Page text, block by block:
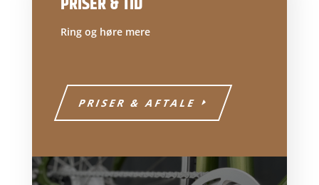
Ring og høre mere
PRISER & AFTALE